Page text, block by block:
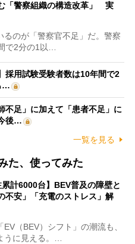
「警察組織の構造改革」 実
のが「警察官不足」だ。警察
で2分の1以…
採用試験受験者数は10年間で2
…
不足」に加えて「患者不足」に
後…
一覧を見る
た、使ってみた
累計6000台】BEV普及の障壁と
不安」「充電のストレス」解
（BEV）シフト」の潮流も、
うに見える。…